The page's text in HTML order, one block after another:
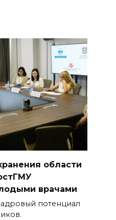
области
врачами
потенциал